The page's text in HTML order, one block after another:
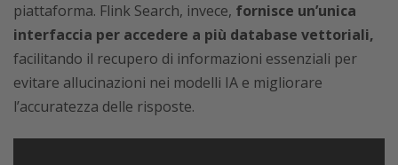
piattaforma. Flink Search, invece, fornisce un’unica
interfaccia per accedere a più database vettoriali,
facilitando il recupero di informazioni essenziali per
evitare allucinazioni nei modelli IA e migliorare
l’accuratezza delle risposte.